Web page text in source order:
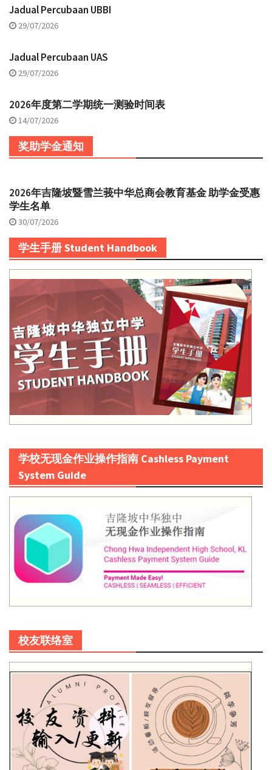
Jadual Percubaan UBBI
29/07/2026
Jadual Percubaan UAS
29/07/2026
2026年度第二学期统一测验时间表
14/07/2026
奖助学金通知
2026年吉隆坡暨雪兰莪中华总商会教育基金 助学金受惠
学生名单
30/07/2026
学生手册 Student Handbook
学校无现金作业操作指南 Cashless Payment
System Guide
校友联络室